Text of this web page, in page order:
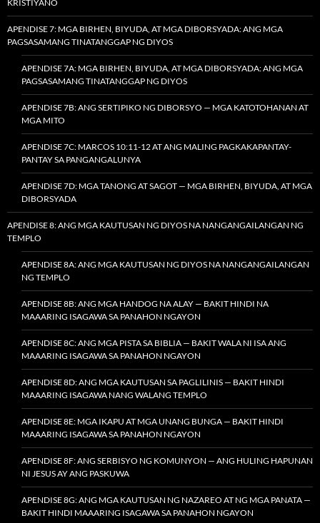
KRISTIYANO
APENDISE 7: MGA BIRHEN, BIYUDA, AT MGA DIBORSYADA: ANG MGA
PAGSASAMANG TINATANGGAP NG DIYOS
APENDISE 7A: MGA BIRHEN, BIYUDA, AT MGA DIBORSYADA: ANG MGA
PAGSASAMANG TINATANGGAP NG DIYOS
APENDISE 7B: ANG SERTIPIKO NG DIBORSYO — MGA KATOTOHANAN AT
MGA MITO
APENDISE 7C: MARCOS 10:11-12 AT ANG MALING PAGKAKAPANTAY-
PANTAY SA PANGANGALUNYA
APENDISE 7D: MGA TANONG AT SAGOT — MGA BIRHEN, BIYUDA, AT MGA
DIBORSYADA
APENDISE 8: ANG MGA KAUTUSAN NG DIYOS NA NANGANGAILANGAN NG
TEMPLO
APENDISE 8A: ANG MGA KAUTUSAN NG DIYOS NA NANGANGAILANGAN
NG TEMPLO
APENDISE 8B: ANG MGA HANDOG NA ALAY — BAKIT HINDI NA
MAAARING ISAGAWA SA PANAHON NGAYON
APENDISE 8C: ANG MGA PISTA SA BIBLIA — BAKIT WALA NI ISA ANG
MAAARING ISAGAWA SA PANAHON NGAYON
APENDISE 8D: ANG MGA KAUTUSAN SA PAGLILINIS — BAKIT HINDI
MAAARING ISAGAWA NANG WALANG TEMPLO
APENDISE 8E: MGA IKAPU AT MGA UNANG BUNGA — BAKIT HINDI
MAAARING ISAGAWA SA PANAHON NGAYON
APENDISE 8F: ANG SERBISYO NG KOMUNYON — ANG HULING HAPUNAN
NI JESUS AY ANG PASKUWA
APENDISE 8G: ANG MGA KAUTUSAN NG NAZAREO AT NG MGA PANATA —
BAKIT HINDI MAAARING ISAGAWA SA PANAHON NGAYON